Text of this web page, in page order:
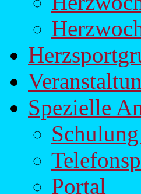
Spezielle
Portal